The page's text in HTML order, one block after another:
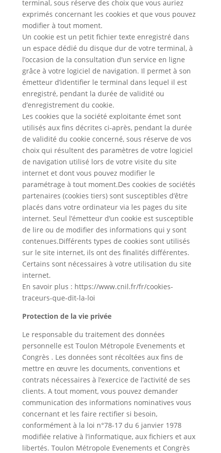
terminal, sous réserve des choix que vous auriez
exprimés concernant les cookies et que vous pouvez
modifier à tout moment.
Un cookie est un petit fichier texte enregistré dans
un espace dédié du disque dur de votre terminal, à
l’occasion de la consultation d’un service en ligne
grâce à votre logiciel de navigation. Il permet à son
émetteur d’identifier le terminal dans lequel il est
enregistré, pendant la durée de validité ou
d’enregistrement du cookie.
Les cookies que la société exploitante émet sont
utilisés aux fins décrites ci-après, pendant la durée
de validité du cookie concerné, sous réserve de vos
choix qui résultent des paramètres de votre logiciel
de navigation utilisé lors de votre visite du site
internet et dont vous pouvez modifier le
paramétrage à tout moment.Des cookies de sociétés
partenaires (cookies tiers) sont susceptibles d’être
placés dans votre ordinateur via les pages du site
internet. Seul l’émetteur d’un cookie est susceptible
de lire ou de modifier des informations qui y sont
contenues.Différents types de cookies sont utilisés
sur le site internet, ils ont des finalités différentes.
Certains sont nécessaires à votre utilisation du site
internet.
En savoir plus : https://www.cnil.fr/fr/cookies-
traceurs-que-dit-la-loi
Protection de la vie privée
Le responsable du traitement des données
personnelle est Toulon Métropole Evenements et
Congrès . Les données sont récoltées aux fins de
mettre en œuvre les documents, conventions et
contrats nécessaires à l’exercice de l’activité de ses
clients. A tout moment, vous pouvez demander
communication des informations nominatives vous
concernant et les faire rectifier si besoin,
conformément à la loi n°78-17 du 6 janvier 1978
modifiée relative à l’informatique, aux fichiers et aux
libertés. Toulon Métropole Evenements et Congrès